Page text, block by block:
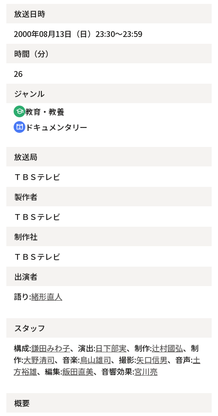
放送日時
2000年08月13日（日）23:30～23:59
時間（分）
26
ジャンル
school 教育・教養
cinematic_blur ドキュメンタリー
放送局
ＴＢＳテレビ
製作者
ＴＢＳテレビ
制作社
ＴＢＳテレビ
出演者
語り:緒形直人
スタッフ
構成:鎌田みわ子、演出:日下部実、制作:辻村國弘、制
作:大野清司、音楽:鳥山雄司、撮影:矢口信男、音声:土
方裕雄、編集:飯田直美、音響効果:宮川亮
概要